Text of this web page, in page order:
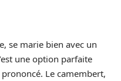
se marie bien avec un
une option parfaite
Le camembert,